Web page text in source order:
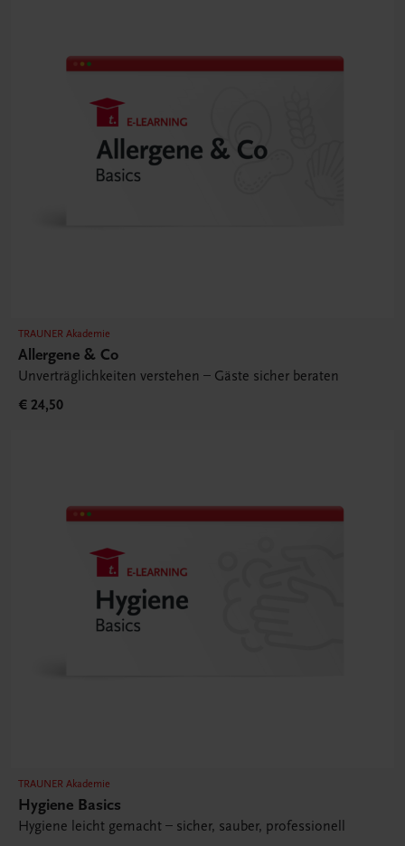
TRAUNER Akademie
Allergene & Co
Unverträglichkeiten verstehen – Gäste sicher beraten
€ 24,50
TRAUNER Akademie
Hygiene Basics
Hygiene leicht gemacht – sicher, sauber, professionell